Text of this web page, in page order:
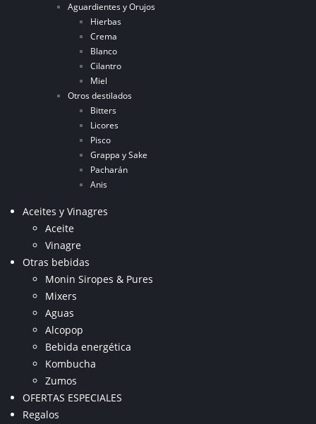
Aguardientes y Orujos
Hierbas
Crema
Blanco
Cilantro
Miel
Otros destilados
Bitters
Licores
Pisco
Grappa y Sake
Pacharán
Anis
Aceites y Vinagres
Aceite
Vinagre
Otras bebidas
Monin Siropes & Pures
Mixers
Aguas
Alcopop
Bebida energética
Kombucha
Zumos
OFERTAS ESPECIALES
Regalos